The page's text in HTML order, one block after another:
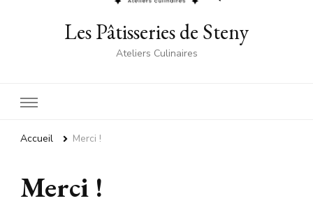
Les Pâtisseries de Steny
Ateliers Culinaires
Accueil Merci !
Merci !